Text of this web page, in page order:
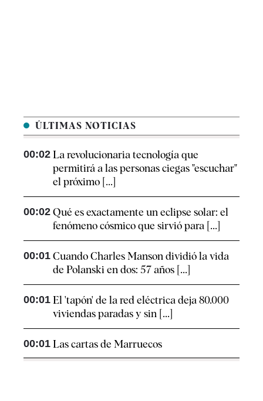
ÚLTIMAS NOTICIAS
00:02 La revolucionaria tecnología que
permitirá a las personas ciegas "escuchar"
el próximo [...]
00:02 Qué es exactamente un eclipse solar: el
fenómeno cósmico que sirvió para [...]
00:01 Cuando Charles Manson dividió la vida
de Polanski en dos: 57 años [...]
00:01 El 'tapón' de la red eléctrica deja 80.000
viviendas paradas y sin [...]
00:01 Las cartas de Marruecos